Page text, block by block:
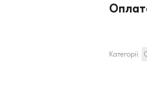
Категорії: